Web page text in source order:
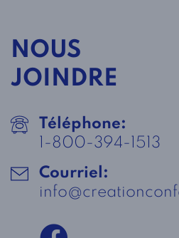
NOUS
JOINDRE
Téléphone:
1-800-394-1513
Courriel: